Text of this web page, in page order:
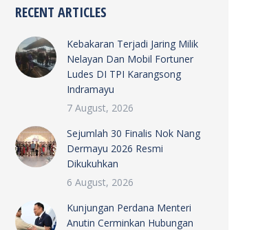
RECENT ARTICLES
Kebakaran Terjadi Jaring Milik
Nelayan Dan Mobil Fortuner
Ludes DI TPI Karangsong
Indramayu
7 August, 2026
Sejumlah 30 Finalis Nok Nang
Dermayu 2026 Resmi
Dikukuhkan
6 August, 2026
Kunjungan Perdana Menteri
Anutin Cerminkan Hubungan